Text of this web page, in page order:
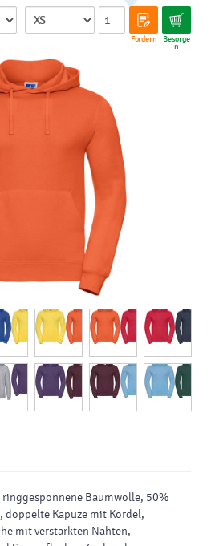
Fordern Besorge
n
Baumwolle, 50%
doppelte Kapuze mit Kordel,
mit verstärkten Nähten,